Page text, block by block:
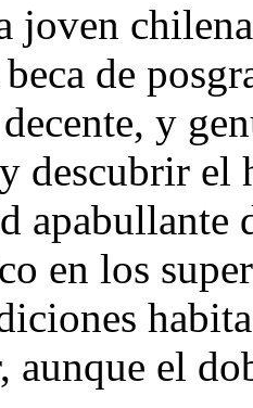
joven
de
y
descubrir el
apabullante
en los
aunque el